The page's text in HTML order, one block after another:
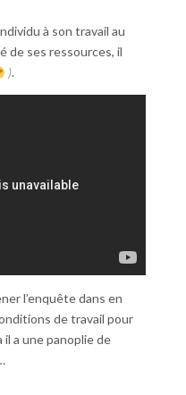
à son travail au
de ses ressources, il
).
l’enquête dans en
de travail pour
a une panoplie de